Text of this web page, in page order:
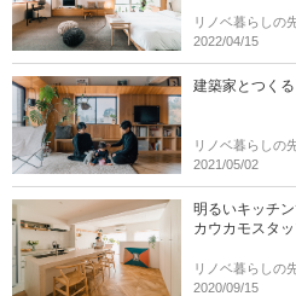
リノベ暮らしの
2022/04/15
建築家とつく
リノベ暮らしの
2021/05/02
明るいキッチ
カウカモスタ
リノベ暮らしの
2020/09/15